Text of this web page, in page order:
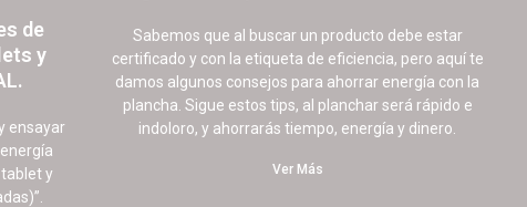
de
y
ensayar
y
Sabemos que al buscar un producto debe estar
certificado y con la etiqueta de eficiencia, pero aquí te
damos algunos consejos para ahorrar energía con la
plancha. Sigue estos tips, al planchar será rápido e
indoloro, y ahorrarás tiempo, energía y dinero.
Ver Más